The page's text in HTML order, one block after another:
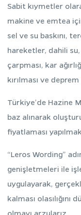
Sabit kıymetler
makine ve emtea
sel ve su baskını,
hareketler, dahili su,
çarpması, kar
kırılması ve
Türkiye’de Hazine
baz alınarak
fiyatlaması
“Leros Wording”
genişletmeleri ile
uygulayarak,
kalması
olmayı arzularız.